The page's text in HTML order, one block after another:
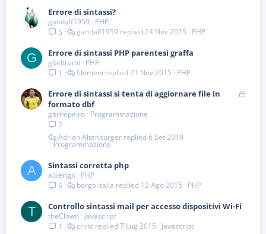
Errore di sintassi?
gandalf1959
PHP
5
PHP
24 Nov 2015
gandalf1959
G Errore di sintassi PHP parentesi graffa
gbeltrami
PHP
1
PHP
21 Nov 2015
filomeni
B
Errore di sintassi si tenta di aggiornare file in
formato dbf
garimpeiro Programmazione
2
Programmazione
6 Set 2019
Adrian Altenburger
A Sintassi corretta php
alberigo PHP
6
PHP
12 Ago 2015
borgo italia
T Controllo sintassi mail per accesso dispositivi Wi-Fi
theClown Javascript
1
Javascript
7 Lug 2015
criric